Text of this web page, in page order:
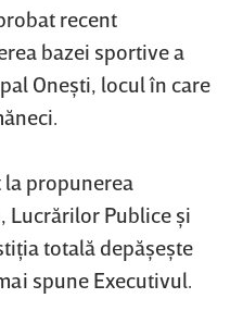
recent
bazei sportive a
Oneşti, locul în care
propunerea
Lucrărilor Publice şi
totală depăşeşte
spune Executivul.